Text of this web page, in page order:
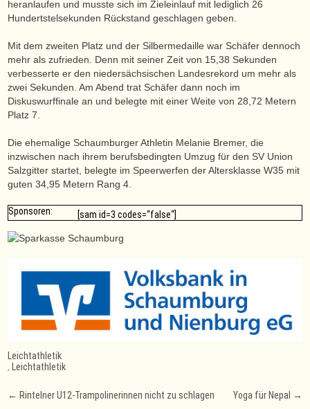
heranlaufen und musste sich im Zieleinlauf mit lediglich 26
Hundertstelsekunden Rückstand geschlagen geben.
Mit dem zweiten Platz und der Silbermedaille war Schäfer dennoch
mehr als zufrieden. Denn mit seiner Zeit von 15,38 Sekunden
verbesserte er den niedersächsischen Landesrekord um mehr als
zwei Sekunden. Am Abend trat Schäfer dann noch im
Diskuswurffinale an und belegte mit einer Weite von 28,72 Metern
Platz 7.
Die ehemalige Schaumburger Athletin Melanie Bremer, die
inzwischen nach ihrem berufsbedingten Umzug für den SV Union
Salzgitter startet, belegte im Speerwerfen der Altersklasse W35 mit
guten 34,95 Metern Rang 4.
Sponsoren: [sam id=3 codes=“false“]
Leichtathletik
, Leichtathletik
Post
← Rintelner U12-Trampolinerinnen nicht zu schlagen Yoga für Nepal →